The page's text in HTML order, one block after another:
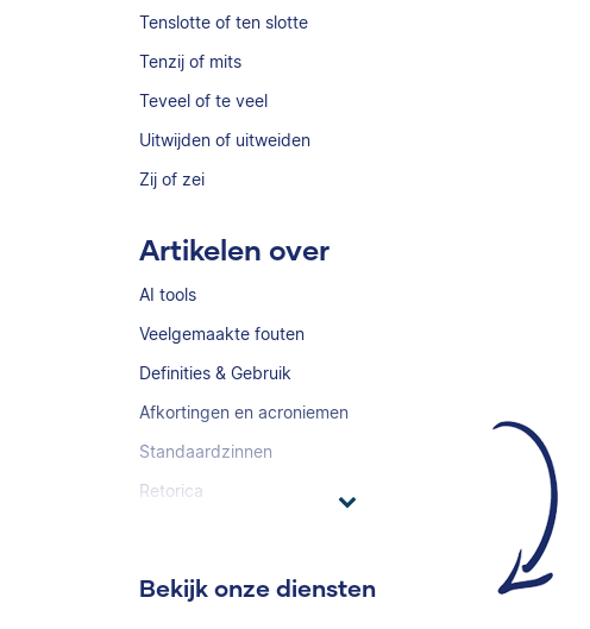
Tenslotte of ten slotte
Tenzij of mits
Teveel of te veel
Uitwijden of uitweiden
Zij of zei
Artikelen over
AI tools
Veelgemaakte fouten
Definities & Gebruik
Afkortingen en acroniemen
Standaardzinnen
Retorica
Bekijk onze diensten